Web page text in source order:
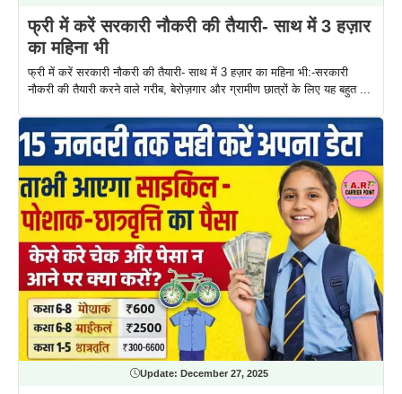
फ्री में करें सरकारी नौकरी की तैयारी- साथ में 3 हज़ार
का महिना भी
फ्री में करें सरकारी नौकरी की तैयारी- साथ में 3 हज़ार का महिना भी:-सरकारी
नौकरी की तैयारी करने वाले गरीब, बेरोज़गार और ग्रामीण छात्रों के लिए यह बहुत ...
Update: December 27, 2025